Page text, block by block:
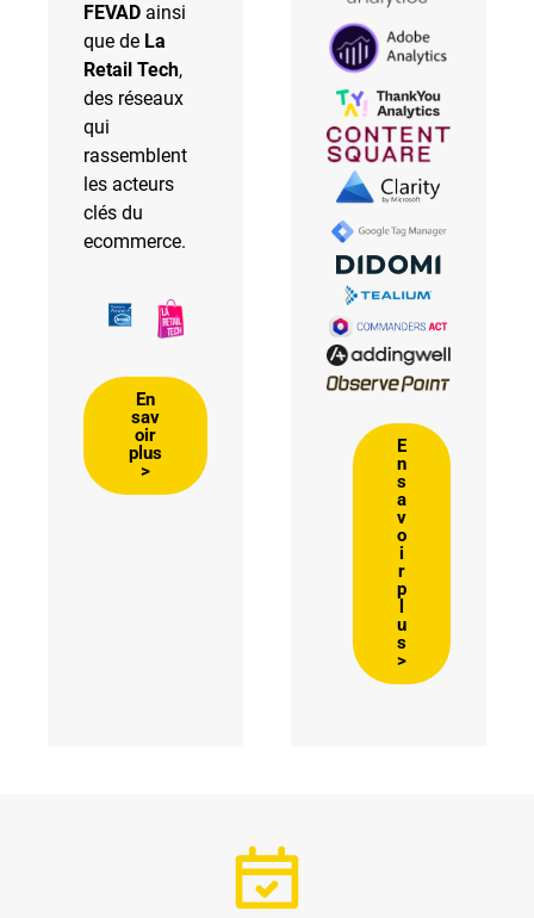
FEVAD ainsi
que de La
Retail Tech,
des réseaux
qui
rassemblent
les acteurs
clés du
ecommerce.
En
sav
oir
plus
>
E
n
s
a
v
o
i
r
p
u
s
>